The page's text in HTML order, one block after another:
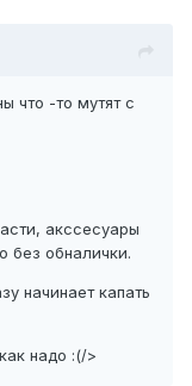
что -то мутят с
акссесуары
без обналички.
начинает капать
надо :(/>